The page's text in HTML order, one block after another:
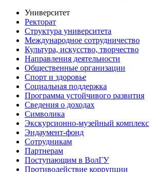
Университет
Ректорат
Структура университета
Международное сотрудничество
Культура, искусство, творчество
Направления деятельности
Общественные организации
Спорт и здоровье
Социальная поддержка
Программа устойчивого развития
Сведения о доходах
Символика
Экскурсионно-музейный комплекс
Эндаумент-фонд
Сотрудникам
Партнерам
Поступающим в ВолГУ
Противодействие коррупции